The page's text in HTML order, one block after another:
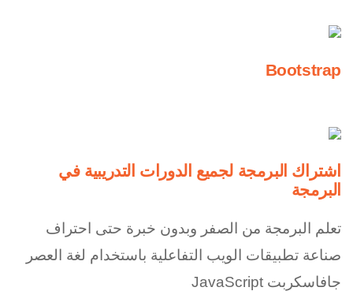
Bootstrap
اشتراك البرمجة لجميع الدورات التدريبية في
البرمجة
تعلم البرمجة من الصفر وبدون خبرة حتى احتراف
صناعة تطبيقات الويب التفاعلية باستخدام لغة العصر
جافاسكربت JavaScript